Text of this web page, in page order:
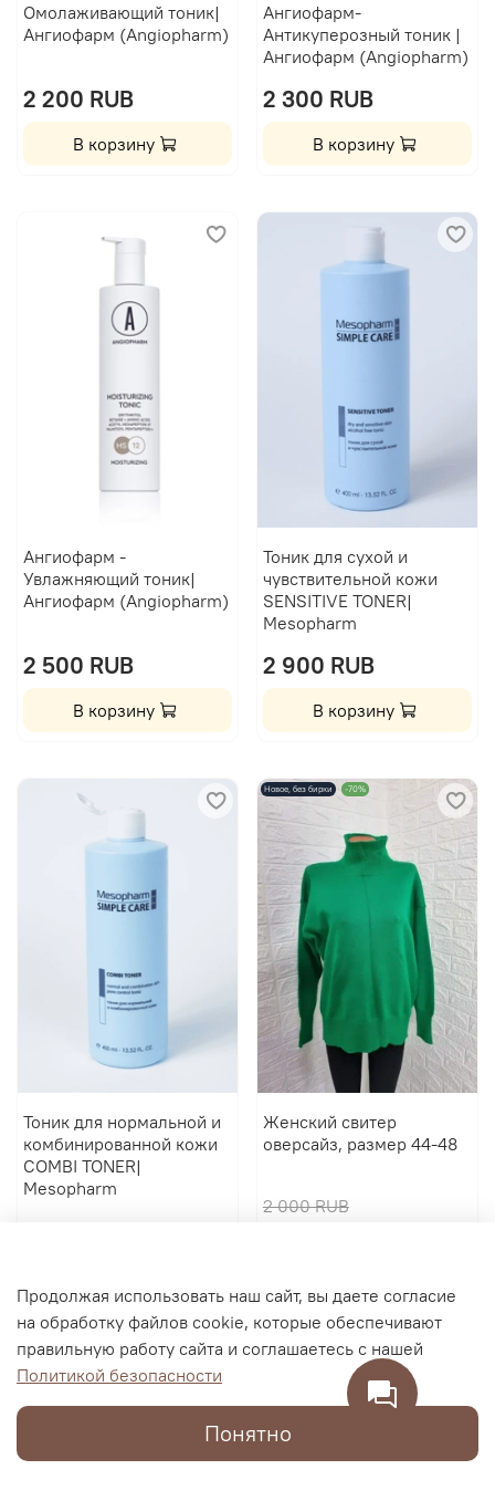
Омолаживающий тоник|
Ангиофарм (Angiopharm)
2 200 RUB
В корзину
Ангиофарм-
Антикуперозный тоник |
Ангиофарм (Angiopharm)
2 300 RUB
В корзину
Ангиофарм -
Увлажняющий тоник|
Ангиофарм (Angiopharm)
2 500 RUB
В корзину
Тоник для сухой и
чувствительной кожи
SENSITIVE TONER|
Mesopharm
2 900 RUB
В корзину
Тоник для нормальной и
комбинированной кожи
COMBI TONER|
Mesopharm
Новое, без бирки -70%
Женский свитер
оверсайз, размер 44-48
2 000 RUB
Продолжая использовать наш сайт, вы даете согласие
на обработку файлов cookie, которые обеспечивают
правильную работу сайта и соглашаетесь с нашей
Политикой безопасности
Понятно